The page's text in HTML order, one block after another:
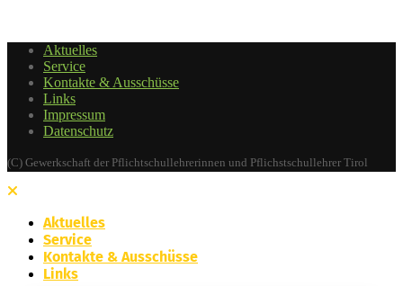
Aktuelles
Service
Kontakte & Ausschüsse
Links
Impressum
Datenschutz
(C) Gewerkschaft der Pflichtschullehrerinnen und Pflichstschullehrer Tirol
Aktuelles
Service
Kontakte & Ausschüsse
Links